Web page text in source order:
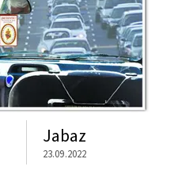
Jabaz
23.09.2022